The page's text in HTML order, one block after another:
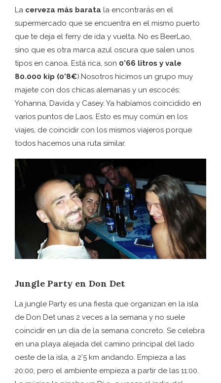
La cerveza más barata la encontrarás en el
supermercado que se encuentra en el mismo puerto
que te deja el ferry de ida y vuelta. No es BeerLao,
sino que es otra marca azul oscura que salen unos
tipos en canoa. Está rica, son 0’66 litros y vale
80.000 kip (0’8€).Nosotros hicimos un grupo muy
majete con dos chicas alemanas y un escocés:
Yohanna, Davida y Casey. Ya habíamos coincidido en
varios puntos de Laos. Esto es muy común en los
viajes, de coincidir con los mismos viajeros porque
todos hacemos una ruta similar.
Jungle Party en Don Det
La jungle Party es una fiesta que organizan en la isla
de Don Det unas 2 veces a la semana y no suele
coincidir en un día de la semana concreto. Se celebra
en una playa alejada del camino principal del lado
oeste de la isla, a 2’5 km andando. Empieza a las
20:00, pero el ambiente empieza a partir de las 11:00.